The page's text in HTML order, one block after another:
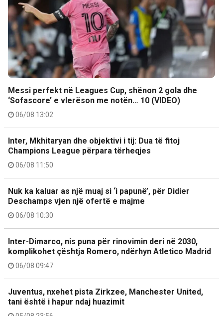
Messi perfekt në Leagues Cup, shënon 2 gola dhe
‘Sofascore’ e vlerëson me notën… 10 (VIDEO)
06/08 13:02
Inter, Mkhitaryan dhe objektivi i tij: Dua të fitoj
Champions League përpara tërheqjes
06/08 11:50
Nuk ka kaluar as një muaj si ‘i papunë’, për Didier
Deschamps vjen një ofertë e majme
06/08 10:30
Inter-Dimarco, nis puna për rinovimin deri në 2030,
komplikohet çështja Romero, ndërhyn Atletico Madrid
06/08 09:47
Juventus, nxehet pista Zirkzee, Manchester United,
tani është i hapur ndaj huazimit